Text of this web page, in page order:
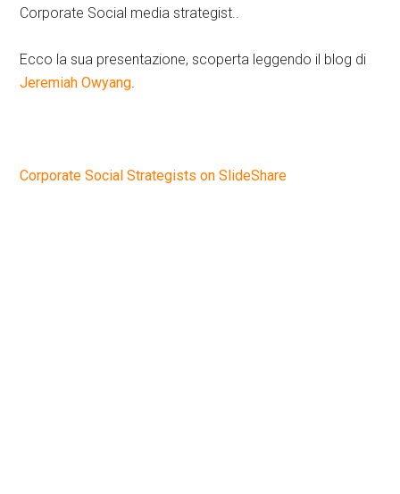
Corporate Social media strategist..
Ecco la sua presentazione, scoperta leggendo il blog di
Jeremiah Owyang.
Corporate Social Strategists on SlideShare